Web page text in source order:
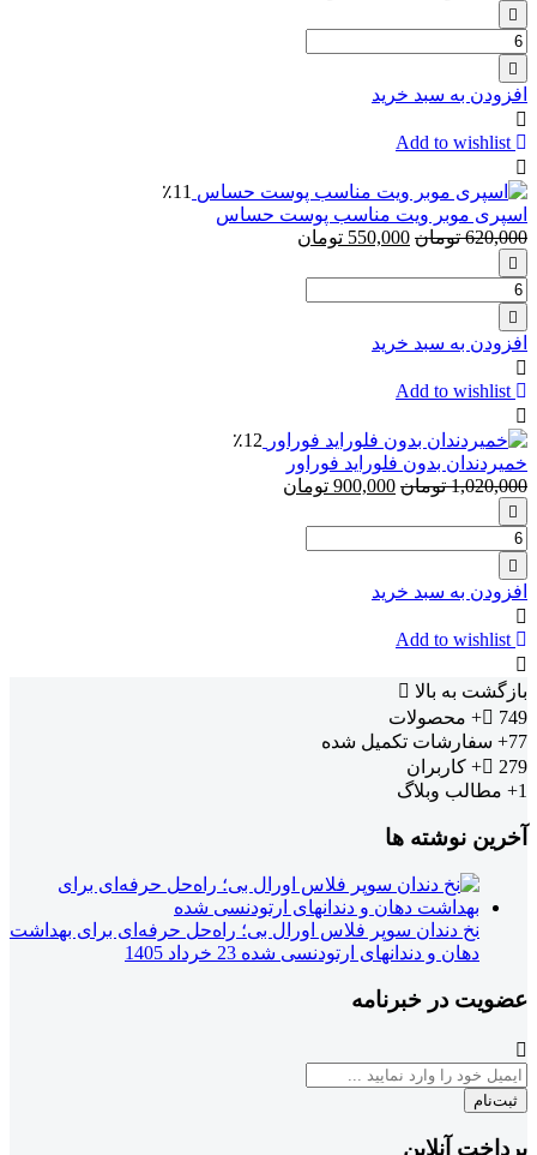
تعداد:
نوار
بهداشتی
آلویز
always
افزودن به سبد خرید
Add to wishlist
٪11
اس‍پری موبر ویت مناسب پوست حساس
620,000 تومان 550,000 تومان
تعداد:
اس‍پری
موبر
ویت
مناسب
پوست
حساس
افزودن به سبد خرید
Add to wishlist
٪12
خمیردندان بدون فلوراید فوراور
1,020,000 تومان 900,000 تومان
تعداد:
خمیردندان
بدون
فلوراید
فوراور
افزودن به سبد خرید
Add to wishlist
بازگشت به بالا
749+
محصولات
77+
سفارشات تکمیل شده
279+
کاربران
مطالب وبلاگ
آخرین نوشته ها
نخ دندان سوپر فلاس اورال بی؛ راه‌حل حرفه‌ای برای بهداشت
دهان و دندانهای ارتودنسی شده23 خرداد 1405
عضویت در خبرنامه
ثبت‌نام
پرداخت آنلاین